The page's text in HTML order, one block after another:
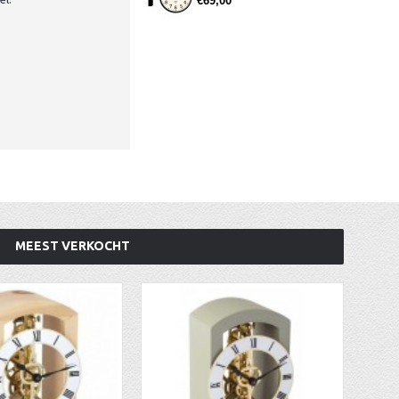
MEEST VERKOCHT